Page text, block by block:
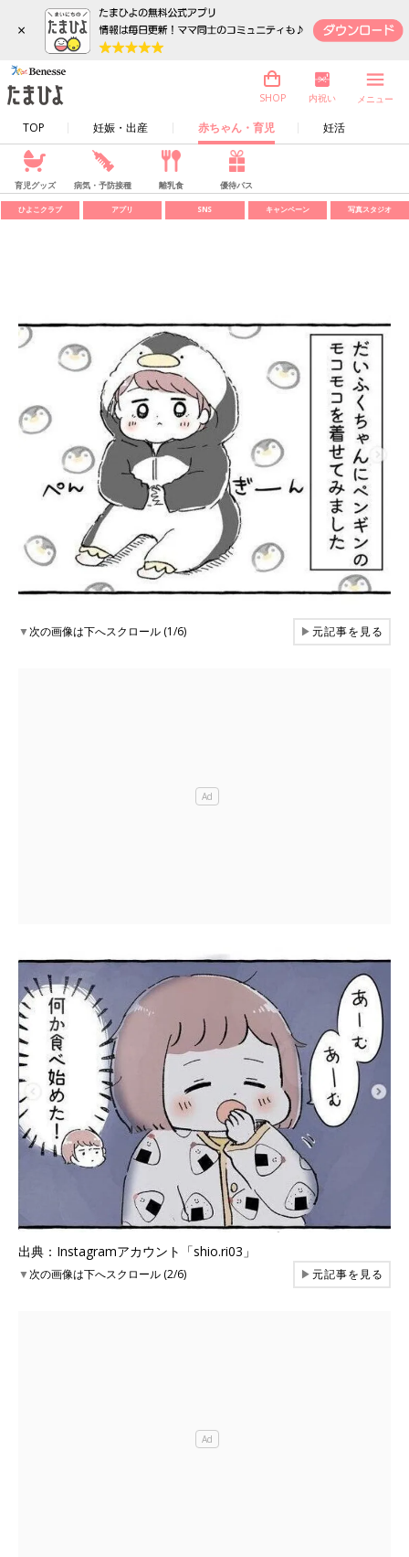
×
TOP 妊娠・出産 赤ちゃん・育児 妊活
SHOP 内祝い メニュー
育児グッズ 病気・予防接種 離乳食 優待パス
ひよこクラブ アプリ SNS キャンペーン 写真スタジオ
▼次の画像は下へスクロール (1/6) ▶元記事を見る
出典：Instagramアカウント「shio.ri03」
▼次の画像は下へスクロール (2/6) ▶元記事を見る